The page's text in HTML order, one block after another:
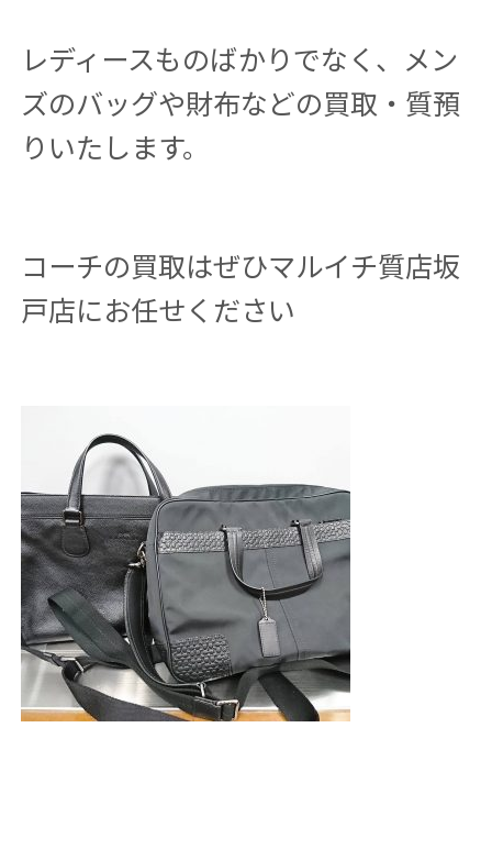
レディースものばかりでなく、メン
ズのバッグや財布などの買取・質預
りいたします。
コーチの買取はぜひマルイチ質店坂
戸店にお任せください